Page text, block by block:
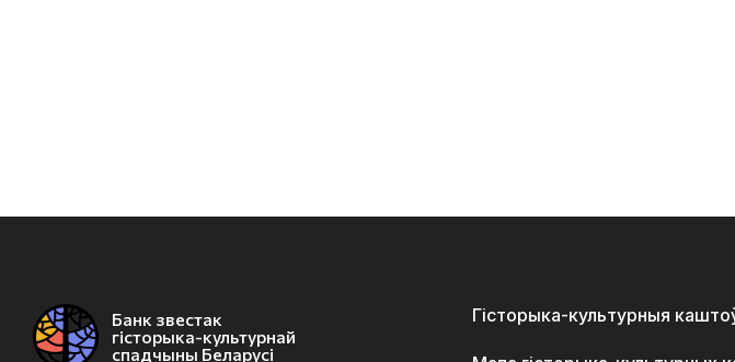
Банк звестак
гісторыка-культурнай
спадчыны Беларусі
Гісторыка-культурныя